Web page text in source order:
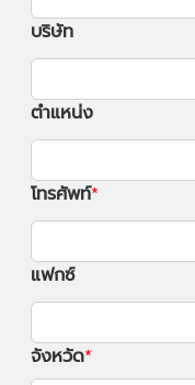
บริษัท
ตำแหน่ง
โทรศัพท์
แฟกซ์
จังหวัด